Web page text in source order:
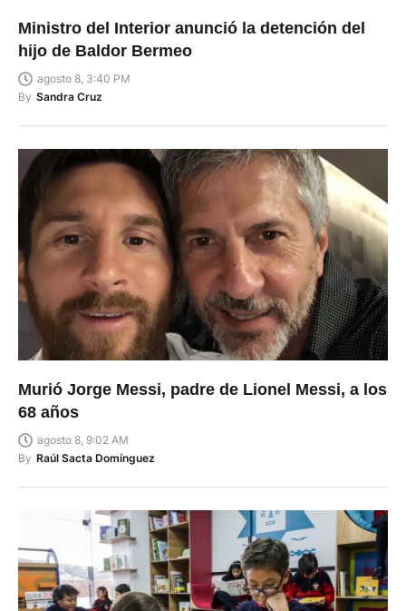
Ministro del Interior anunció la detención del
hijo de Baldor Bermeo
agosto 8, 3:40 PM
By Sandra Cruz
Murió Jorge Messi, padre de Lionel Messi, a los
68 años
agosto 8, 9:02 AM
By Raúl Sacta Domínguez